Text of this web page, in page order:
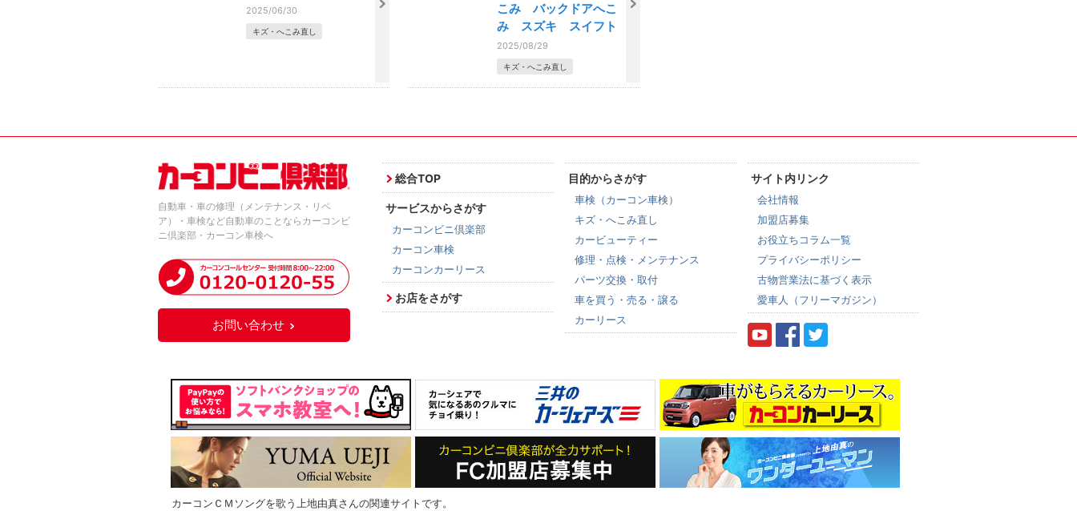
2025/06/30
キズ・へこみ直し
こみ バックドアへこ
み スズキ スイフト
2025/08/29
キズ・へこみ直し
自動車・車の修理（メンテナンス・リペ
ア）・車検など自動車のことならカーコンビ
ニ倶楽部・カーコン車検へ
お問い合わせ
総合TOP
サービスからさがす
カーコンビニ倶楽部
カーコン車検
カーコンカーリース
お店をさがす
目的からさがす
車検（カーコン車検）
キズ・へこみ直し
カービューティー
修理・点検・メンテナンス
パーツ交換・取付
車を買う・売る・譲る
カーリース
サイト内リンク
会社情報
加盟店募集
お役立ちコラム一覧
プライバシーポリシー
古物営業法に基づく表示
愛車人（フリーマガジン）
カーコンＣＭソングを歌う上地由真さんの関連サイトです。